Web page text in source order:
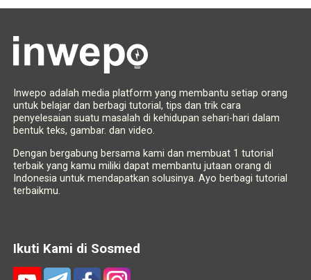
Inwepo adalah media platform yang membantu setiap orang
untuk belajar dan berbagi tutorial, tips dan trik cara
penyelesaian suatu masalah di kehidupan sehari-hari dalam
bentuk teks, gambar. dan video.
Dengan bergabung bersama kami dan membuat 1 tutorial
terbaik yang kamu miliki dapat membantu jutaan orang di
Indonesia untuk mendapatkan solusinya. Ayo berbagi tutorial
terbaikmu.
Ikuti Kami di Sosmed